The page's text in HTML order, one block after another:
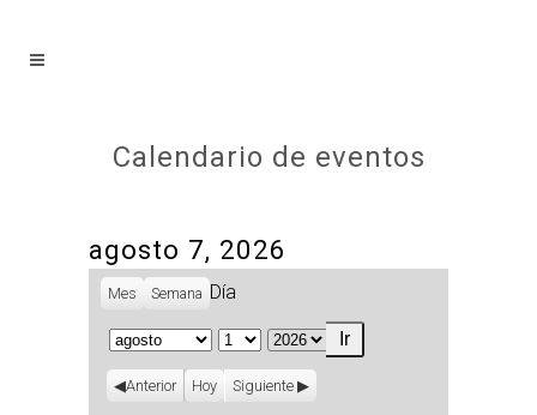
Calendario de eventos
agosto 7, 2026
Mes Semana Día
Mes
Día
Año
Anterior Hoy Siguiente